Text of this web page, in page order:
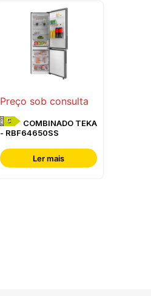
Preço sob consulta
C
- RBF64650SS
Ler mais